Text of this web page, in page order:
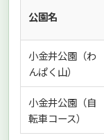
公園名
小金井公園（わ
んぱく山）
小金井公園（自
転車コース）